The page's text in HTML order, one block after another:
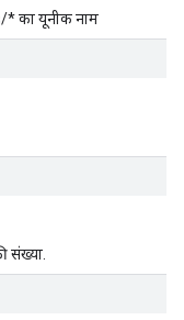
का यूनीक नाम
संख्या.